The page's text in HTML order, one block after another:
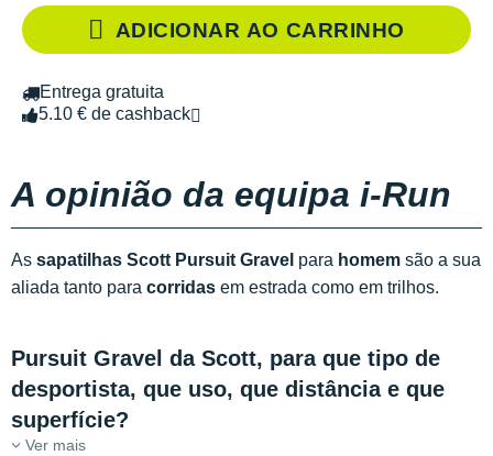
ADICIONAR AO CARRINHO
Entrega gratuita
5.10 € de cashback
A opinião da equipa i-Run
As sapatilhas Scott Pursuit Gravel para homem são a sua
aliada tanto para corridas em estrada como em trilhos.
Pursuit Gravel da Scott, para que tipo de
desportista, que uso, que distância e que
superfície?
Ver mais